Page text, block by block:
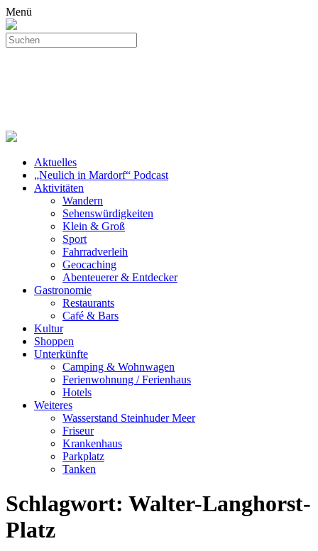
Menü
Aktuelles
„Neulich in Mardorf“ Podcast
Aktivitäten
Wandern
Sehenswürdigkeiten
Klein & Groß
Sport
Fahrradverleih
Geocaching
Abenteuerer & Entdecker
Gastronomie
Restaurants
Café & Bars
Kultur
Shoppen
Unterkünfte
Camping & Wohnwagen
Ferienwohnung / Ferienhaus
Hotels
Weiteres
Wasserstand Steinhuder Meer
Friseur
Krankenhaus
Parkplatz
Tanken
Schlagwort: Walter-Langhorst-
Platz